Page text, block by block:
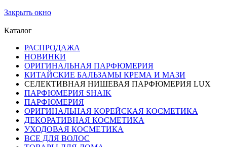
Закрыть окно
Каталог
РАСПРОДАЖА
НОВИНКИ
ОРИГИНАЛЬНАЯ ПАРФЮМЕРИЯ
КИТАЙСКИЕ БАЛЬЗАМЫ КРЕМА И МАЗИ
СЕЛЕКТИВНАЯ НИШЕВАЯ ПАРФЮМЕРИЯ LUX
ПАРФЮМЕРИЯ SHAIK
ПАРФЮМЕРИЯ
ОРИГИНАЛЬНАЯ КОРЕЙСКАЯ КОСМЕТИКА
ДЕКОРАТИВНАЯ КОСМЕТИКА
УХОДОВАЯ КОСМЕТИКА
ВСЕ ДЛЯ ВОЛОС